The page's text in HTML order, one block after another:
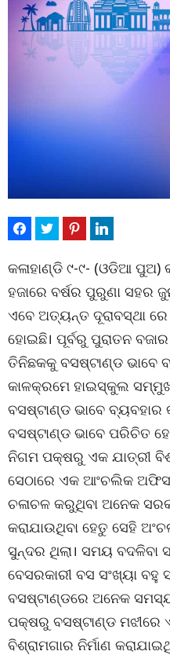
କଳାହାଣ୍ଡି ୯-୯- (ଓଡିଆ ପୁଅ)
ହଜାରେ ବର୍ଷର ପୁରୁଣା ସହର
ଏବେ ଅତ୍ୟନ୍ତ ଦୂରାବସ୍ଥା
ହୋଇଛି। ପୂର୍ବରୁ ପୁରାତନ
ତିନିଛକକୁ ବସଷ୍ଟାଣ୍ଡ ଭାବେ
କାଳକ୍ରମେ ହାଇସ୍କୁଲ
ବସଷ୍ଟାଣ୍ଡ ଭାବେ ବ୍ୟବହାର
ବସଷ୍ଟାଣ୍ଡ ଭାବେ ପରିଚିତ
ନିଗମ ପକ୍ଷରୁ ଏକ ଯାତ୍ରୀ
ସେଠାରେ ଏକ ଆଂଚଲିକ
ଚଳାଚଳ କରୁଥିବା ଅନେକ
କରାଯାଉଥିବା ହେତୁ ସେହି
ସୁନ୍ଦର ଥିଲା। ସମୟ ବଦଳିବା
ବେସରକାରୀ ବସ ସଂଖ୍ୟା
ବସଷ୍ଟାଣ୍ଡରେ ଅନେକ
ପକ୍ଷରୁ ବସଷ୍ଟାଣ୍ଡ ମଝୀରେ
ବିଶ୍ରାମଗାର ନିର୍ମାଣ